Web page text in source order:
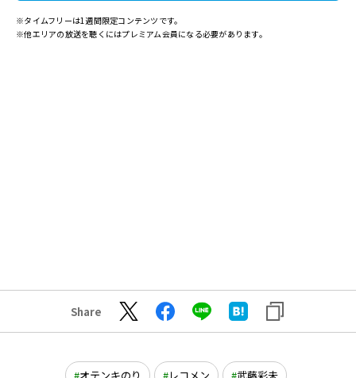
※タイムフリーは1週間限定コンテンツです。
※他エリアの放送を聴くにはプレミアム会員になる必要があります。
Share